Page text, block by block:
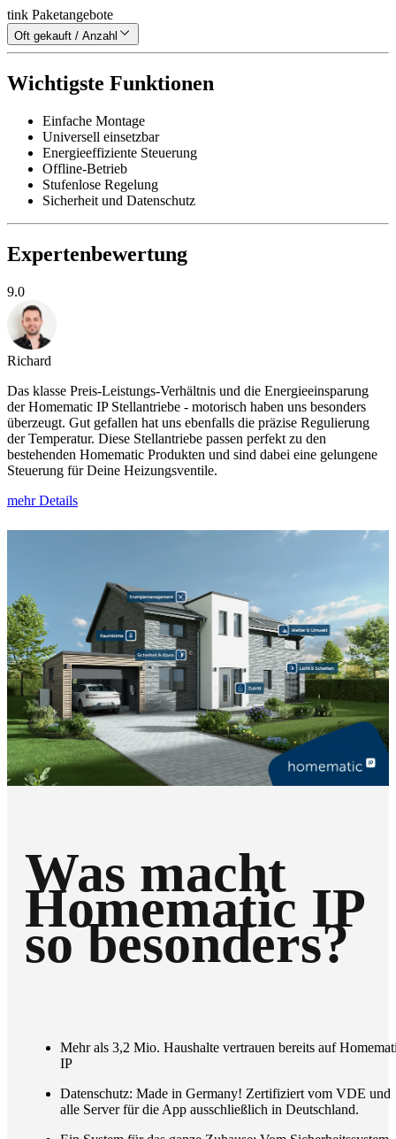
tink Paketangebote
Oft gekauft / Anzahl
Wichtigste Funktionen
Einfache Montage
Universell einsetzbar
Energieeffiziente Steuerung
Offline-Betrieb
Stufenlose Regelung
Sicherheit und Datenschutz
Expertenbewertung
9.0
Richard
Das klasse Preis-Leistungs-Verhältnis und die Energieeinsparung
der Homematic IP Stellantriebe - motorisch haben uns besonders
überzeugt. Gut gefallen hat uns ebenfalls die präzise Regulierung
der Temperatur. Diese Stellantriebe passen perfekt zu den
bestehenden Homematic Produkten und sind dabei eine gelungene
Steuerung für Deine Heizungsventile.
mehr Details
Was macht
Homematic IP
so besonders?
Mehr als 3,2 Mio. Haushalte vertrauen bereits auf
IP
Datenschutz: Made in Germany! Zertifiziert vom VDE und
alle Server für die App ausschließlich in Deutschland.